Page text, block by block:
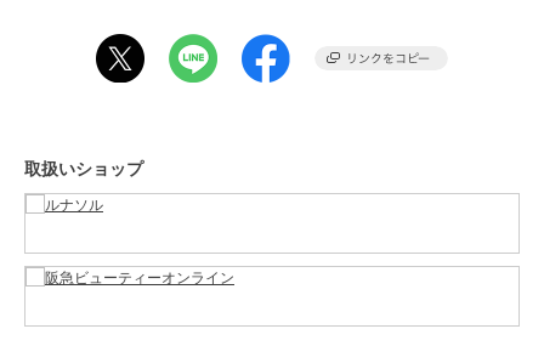
すべてのメイクアップグッズ
メイクブラシ
取扱いショップ